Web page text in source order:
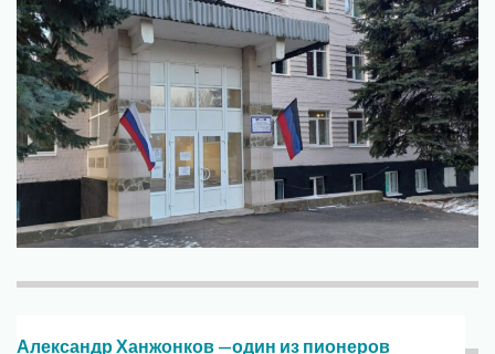
Александр Ханжонков —один из пионеров